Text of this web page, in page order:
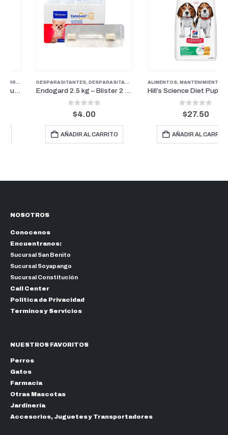
PUPPYDESPARASITANTES,DESPARASITANTES ,FARMACIA PERROS
Endogard 2.5 kg – Blíster 2 tabletas
out of 5
AÑADIR AL CARRITO
ALIMENTOS,MANTENIMIENTO,PERROS
Hill’s Science Diet Puppy Small Bites Pollo y Arroz | Cachorros de Razas Pequeñas 4.5lb
out of 5
27.50
AÑADIR AL CARRITO
NOSOTROS
Conocenos
Encuentranos:
Sucursal San Benito
Sucursal Soyapango
Sucursal Constitución
Call Center
Politica de Privacidad
Terminos y Servicios
NUESTROS FAVORITOS
Perros
Gatos
Farmacia
Otras Mascotas
Jardinería
Accesorios, Juguetes y Transportadores